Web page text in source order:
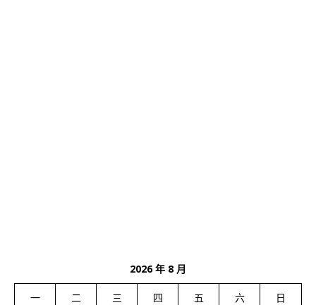
2026 年 8 月
一 二 三 四 五 六 日